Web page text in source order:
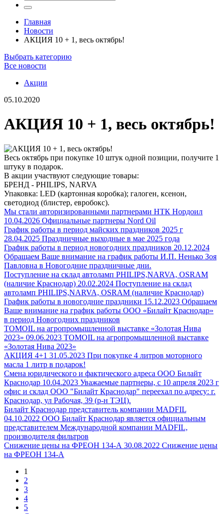
Главная
Новости
АКЦИЯ 10 + 1, весь октябрь!
Выбрать категорию
Все новости
Акции
05.10.2020
АКЦИЯ 10 + 1, весь октябрь!
Весь октябрь при покупке 10 штук одной позиции, получите 1
штуку в подарок.
В акции участвуют следующие товары:
БРЕНД - PHILIPS, NARVA
Упаковка: LED (картонная коробка); галоген, ксенон,
светодиод (блистер, евробокс).
Мы стали авторизированными партнерами НТК Нордоил
10.04.2026 Официальные партнеры Nord Oil
График работы в период майских праздников 2025 г
28.04.2025 Праздничные выходные в маe 2025 года
График работы в период новогодних праздников 20.12.2024
Обращаем Ваше внимание на график работы И.П. Ненько Зоя
Павловна в Новогодние праздничные дни.
Поступление на склад автоламп PHILIPS,NARVA, OSRAM
(наличие Краснодар) 20.02.2024 Поступление на склад
автоламп PHILIPS,NARVA, OSRAM (наличие Краснодар)
График работы в новогодние праздники 15.12.2023 Обращаем
Ваше внимание на график работы ООО «Билайт Краснодар»
в период Новогодних праздников
TOMOIL на агропромышленной выставке «Золотая Нива
2023» 09.06.2023 TOMOIL на агропромышленной выставке
«Золотая Нива 2023»
АКЦИЯ 4+1 31.05.2023 При покупке 4 литров моторного
масла 1 литр в подарок!
Смена юридического и фактического адреса ООО Билайт
Краснодар 10.04.2023 Уважаемые партнеры, с 10 апреля 2023 г
офис и склад ООО "Билайт Краснодар" переехал по адресу: г.
Краснодар, ул Рабочая, 39 (р-н ТЭЦ).
Билайт Краснодар представитель компании MADFIL
04.10.2022 ООО Билайт Краснодар является официальным
представителем Международной компании MADFIL,
производителя фильтров
Снижение цены на ФРЕОН 134-А 30.08.2022 Снижение цены
на ФРЕОН 134-А
1
2
3
4
5